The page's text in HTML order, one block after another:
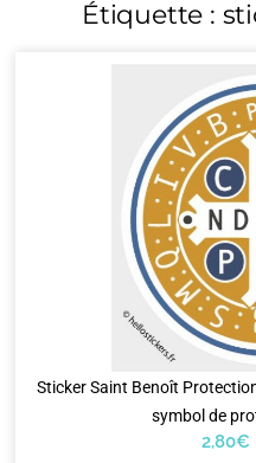
Étiquette :
Sticker Saint Benoît
symbol de
2,80€